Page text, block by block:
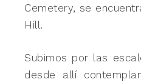
Cemetery, se
Hill.
Subimos por las
desde allí